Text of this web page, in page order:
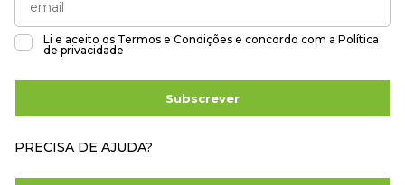
Li e aceito os Termos e Condições e concordo com a Política
de privacidade
Subscrever
PRECISA DE AJUDA?